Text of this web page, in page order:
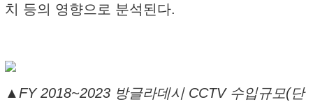
치 등의 영향으로 분석된다.
▲FY 2018~2023 방글라데시 CCTV 수입규모(단